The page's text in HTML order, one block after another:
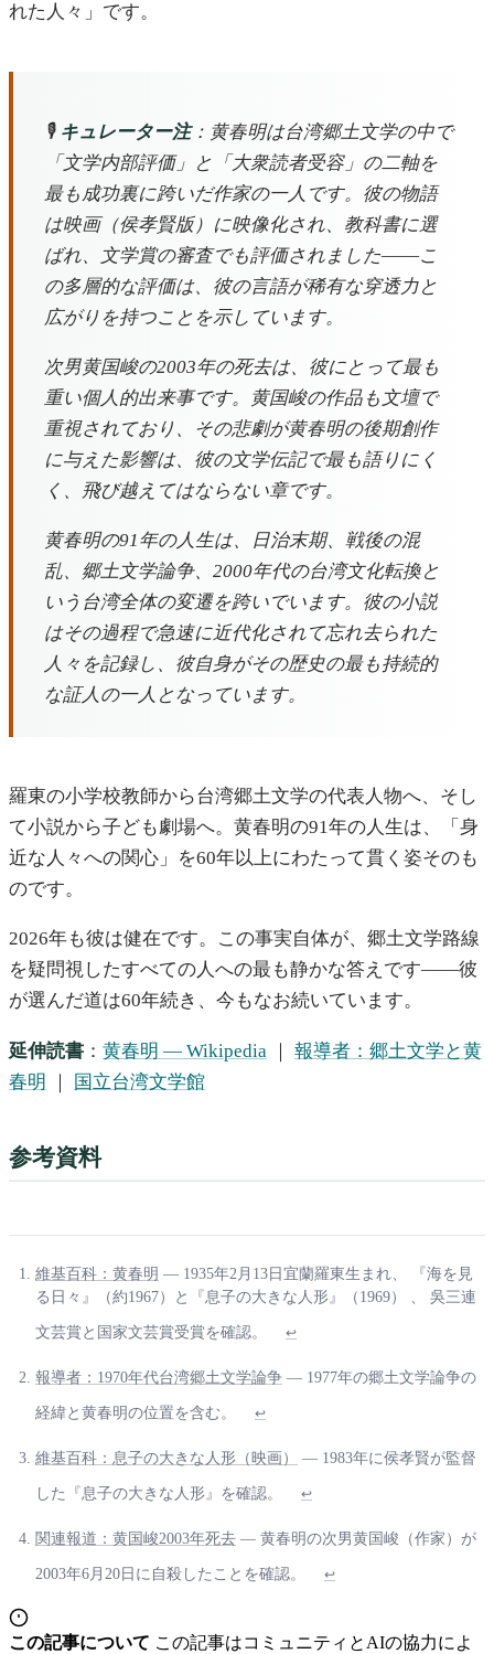
れた人々」です。
🎙️ キュレーター注：黄春明は台湾郷土文学の中で
「文学内部評価」と「大衆読者受容」の二軸を
最も成功裏に跨いだ作家の一人です。彼の物語
は映画（侯孝賢版）に映像化され、教科書に選
ばれ、文学賞の審査でも評価されました――こ
の多層的な評価は、彼の言語が稀有な穿透力と
広がりを持つことを示しています。
次男黄国峻の2003年の死去は、彼にとって最も
重い個人的出来事です。黄国峻の作品も文壇で
重視されており、その悲劇が黄春明の後期創作
に与えた影響は、彼の文学伝記で最も語りにく
く、飛び越えてはならない章です。
黄春明の91年の人生は、日治末期、戦後の混
乱、郷土文学論争、2000年代の台湾文化転換と
いう台湾全体の変遷を跨いでいます。彼の小説
はその過程で急速に近代化されて忘れ去られた
人々を記録し、彼自身がその歴史の最も持続的
な証人の一人となっています。
羅東の小学校教師から台湾郷土文学の代表人物へ、そし
て小説から子ども劇場へ。黄春明の91年の人生は、「身
近な人々への関心」を60年以上にわたって貫く姿そのも
のです。
2026年も彼は健在です。この事実自体が、郷土文学路線
を疑問視したすべての人への最も静かな答えです――彼
が選んだ道は60年続き、今もなお続いています。
延伸読書 ： 黄春明 — Wikipedia ｜ 報導者：郷土文学と黄
春明
｜ 国立台湾文学館
参考資料
維基百科：黄春明 — 1935年2月13日宜蘭羅東生まれ、 『海を見
る日々』（約1967）と『息子の大きな人形』（1969） 、 吳三連
文芸賞と国家文芸賞受賞を確認。 ↩
報導者：1970年代台湾郷土文学論争 — 1977年の郷土文学論争の
経緯と黄春明の位置を含む。 ↩
維基百科：息子の大きな人形（映画） — 1983年に侯孝賢が監督
した『息子の大きな人形』を確認。 ↩
関連報道：黄国峻2003年死去 — 黄春明の次男黄国峻（作家）が
2003年6月20日に自殺したことを確認。 ↩
この記事について この記事はコミュニティとAIの協力によ